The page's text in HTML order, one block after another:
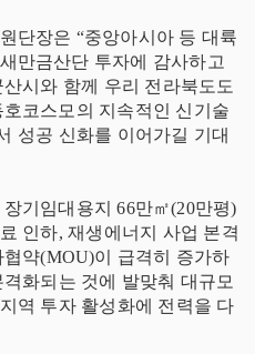
단장은 “중앙아시아 등 대륙
만금산단 투자에 감사하고
시와 함께 우리 전라북도도
코스모의 지속적인 신기술
성공 신화를 이어가길 기대
기임대용지 66만㎡(20만평)
인하, 재생에너지 사업 본격
약(MOU)이 급격히 증가하
화되는 것에 발맞춰 대규모
역 투자 활성화에 전력을 다